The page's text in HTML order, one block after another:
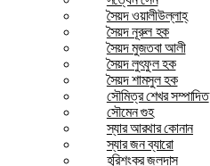
সৈয়দ ওয়ালীউল্লাহ্
সৈয়দ নূরুল হক
সৈয়দ মুজতবা আলী
সৈয়দ লুৎফুল হক
সৈয়দ শামসুল হক
সৌমিত্র শেখর সম্পাদিত
সৌমেন গুহ
স্যার আরথার কোনান
স্যার জন ব্যারো
হরিশংকর জলদাস